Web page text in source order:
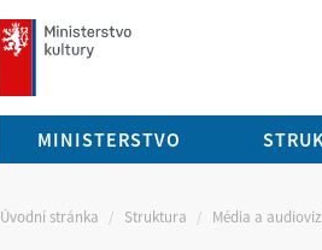
mkcr.cz
MINISTERSTVO
Úvodní stránka Struktura Média a